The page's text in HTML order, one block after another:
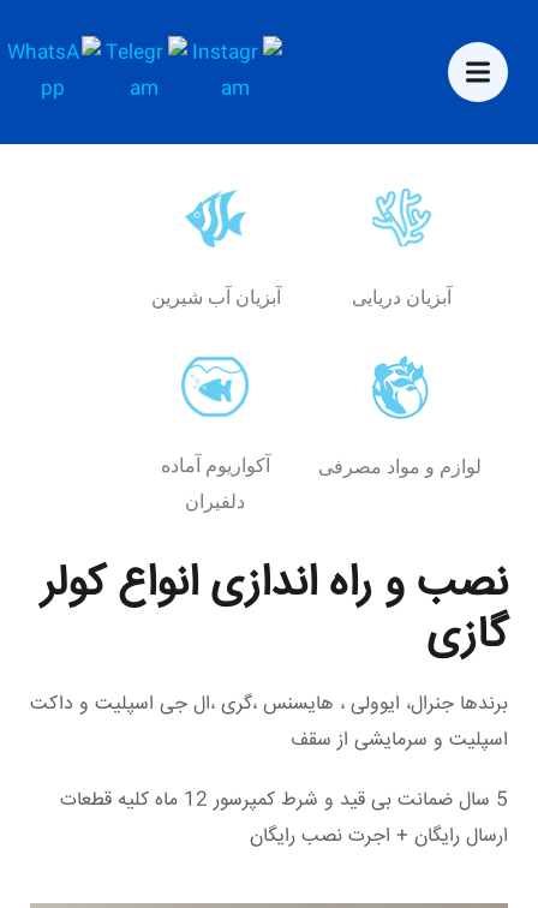
آبزیان دریایی آبزیان آب شیرین
لوازم و مواد مصرفی
آکواریوم آماده
دلفیران
نصب و راه اندازی انواع کولر
گازی
برندها جنرال، ایوولی ، هایسنس ،گری ،ال جی اسپلیت و داکت
اسپلیت و سرمایشی از سقف
5 سال ضمانت بی قید و شرط کمپرسور 12 ماه کلیه قطعات
ارسال رایگان + اجرت نصب رایگان